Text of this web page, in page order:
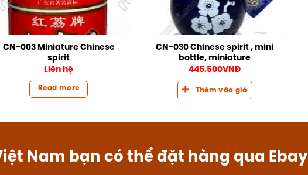
CN-003 Miniature Chinese
spirit
Liên hệ
Read more
CN-030 Chinese spirit , mini
bottle, miniature
445.500VNĐ
Thêm vào giỏ
Nam bạn có thể đặt hàng qua Ebay